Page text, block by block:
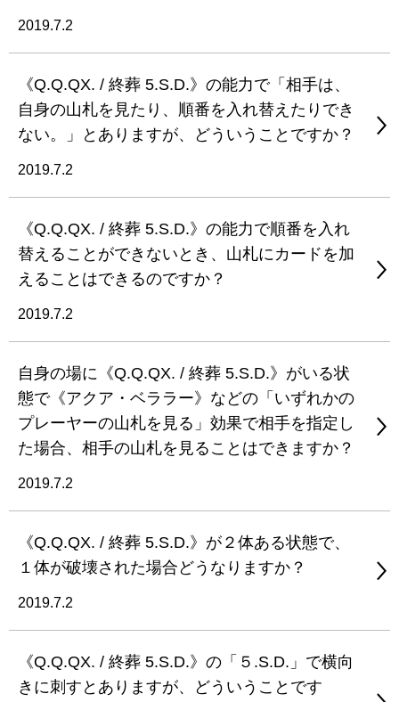
2019.7.2
《Q.Q.QX. / 終葬 5.S.D.》の能力で「相手は、
自身の山札を見たり、順番を入れ替えたりでき
ない。」とありますが、どういうことですか？
2019.7.2
《Q.Q.QX. / 終葬 5.S.D.》の能力で順番を入れ
替えることができないとき、山札にカードを加
えることはできるのですか？
2019.7.2
自身の場に《Q.Q.QX. / 終葬 5.S.D.》がいる状
態で《アクア・ベララー》などの「いずれかの
プレーヤーの山札を見る」効果で相手を指定し
た場合、相手の山札を見ることはできますか？
2019.7.2
《Q.Q.QX. / 終葬 5.S.D.》が２体ある状態で、
１体が破壊された場合どうなりますか？
2019.7.2
《Q.Q.QX. / 終葬 5.S.D.》の「５.S.D.」で横向
きに刺すとありますが、どういうことです